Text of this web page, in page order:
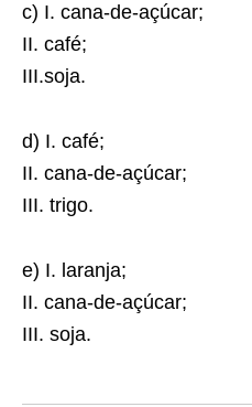
c) I. cana-de-açúcar;
II. café;
III.soja.
d) I. café;
II. cana-de-açúcar;
III. trigo.
e) I. laranja;
II. cana-de-açúcar;
III. soja.